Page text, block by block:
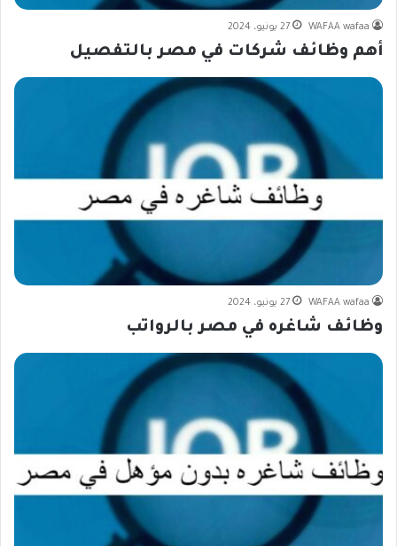
WAFAA wafaa 27 يونيو، 2024
أهم وظائف شركات في مصر بالتفصيل
WAFAA wafaa 27 يونيو، 2024
وظائف شاغره في مصر بالرواتب